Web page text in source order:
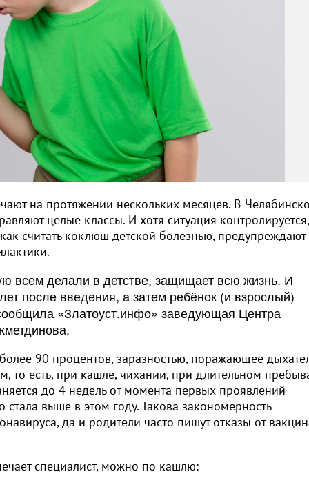
на протяжении нескольких месяцев. В
целые классы. И хотя ситуация контролируется,
считать коклюш детской болезнью, предупреждают
всем делали в детстве, защищает всю жизнь. И
после введения, а затем ребёнок (и взрослый)
«Златоуст.инфо» заведующая Центра
90 процентов, заразностью, поражающее
то есть, при кашле, чихании, при длительном
до 4 недель от момента первых проявлений
стала выше в этом году. Такова закономерность
да и родители часто пишут отказы от
специалист, можно по кашлю: